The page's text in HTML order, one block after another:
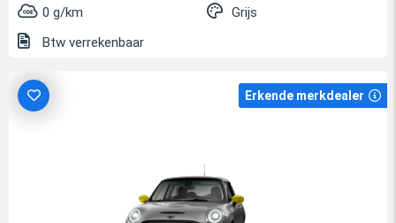
0 g/km
Grijs
Btw verrekenbaar
Erkende merkdealer